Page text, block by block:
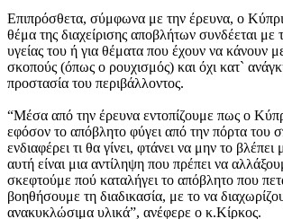
Επιπρόσθετα, σύμφωνα με την έρευνα, ο
θέμα της διαχείρισης αποβλήτων συνδέεται με
υγείας του ή για θέματα που έχουν να κάνουν
σκοπούς (όπως ο ρουχισμός) και όχι κατ`
προστασία του περιβάλλοντος.
“Μέσα από την έρευνα εντοπίζουμε πως ο
εφόσον το απόβλητο φύγει από την πόρτα του
ενδιαφέρει τι θα γίνει, φτάνει να μην το
αυτή είναι μια αντίληψη που πρέπει να
σκεφτούμε πού καταλήγει το απόβλητο που
βοηθήσουμε τη διαδικασία, με το να
ανακυκλώσιμα υλικά”, ανέφερε ο κ.Κίρκος.